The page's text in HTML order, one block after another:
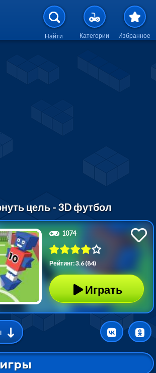
Перейти к основному
Найти Категории Избранное
цель - 3D футбол
1074
Рейтинг: 3.6 (84)
Играть